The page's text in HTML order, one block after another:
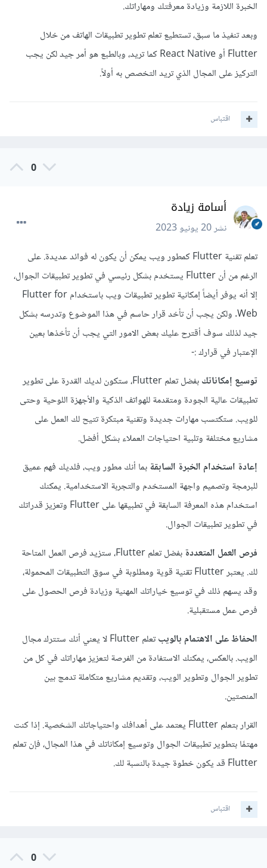
الخبرة اللازمة وزيادة معرفتك ومهاراتك.
وبعد تنفيذ ما سبق، تستطيع تعلم تطوير تطبيقات الهاتف من خلال
Flutter أو React Native كما تريد، وبالطبع هو أمر جيد لكن يجب
التركيز على المجال الذي تريد التخصص به أولاً.
اقتباس
0
أسامة زيادة
نشر20 يونيو 2023
تعلم تقنية Flutter كمطور ويب يمكن أن يكون له فوائد عديدة. على
الرغم من أن Flutter يستخدم بشكل رئيسي في تطوير تطبيقات الجوال،
إلا أنه يوفر أيضاً إمكانية تطوير تطبيقات ويب باستخدام Flutter for
Web. ولكن يجب أن تأخد قرار حاسم في هذا الموضوع وتدرسه بشكل
جيد لذلك سوف أقترح عليك بعض الامور التي يجب أن تأخذها بعين
الإعتبار في قرارك:-
توسيع إمكاناتك
بفضل تعلم Flutter، ستكون لديك القدرة على تطوير
تطبيقات عالية الجودة ومتقدمة للهواتف الذكية والأجهزة اللوحية وحتى
للويب. ستكتسب مهارات جديدة وتقنية مبتكرة تتيح لك العمل على
مشاريع مختلفة وتلبية احتياجات العملاء بشكل أفضل.
إعادة استخدام الخبرة السابقةبما أنك مطور ويب، فلديك فهم عميق
للبرمجة وتصميم واجهة المستخدم والتجربة الاستخدامية. يمكنك
استخدام هذه المعرفة السابقة في تطبيقها على Flutter وتعزيز قدراتك
في تطوير تطبيقات الجوال.
فرص العمل المتعددة
بفضل تعلم Flutter، ستزيد فرص العمل المتاحة
لك. يعتبر Flutter تقنية قوية ومطلوبة في سوق التطبيقات المحمولة،
وقد يسهم ذلك في توسيع خياراتك المهنية وزيادة فرص الحصول على
فرص عمل مستقبلية.
الحفاظ على الاهتمام بالويب
تعلم Flutter لا يعني أنك ستترك مجال
الويب. بالعكس، يمكنك الاستفادة من الفرصة لتعزيز مهاراتك في كل من
تطوير الجوال وتطوير الويب، وتقديم مشاريع متكاملة تدمج بين
المنصتين.
القرار بتعلم Flutter يعتمد على أهدافك واحتياجاتك الشخصية. إذا كنت
مهتمًا بتطوير تطبيقات الجوال وتوسيع إمكاناتك في هذا المجال، فإن تعلم
Flutter قد يكون خطوة جيدة بالنسبة لك.
اقتباس
0